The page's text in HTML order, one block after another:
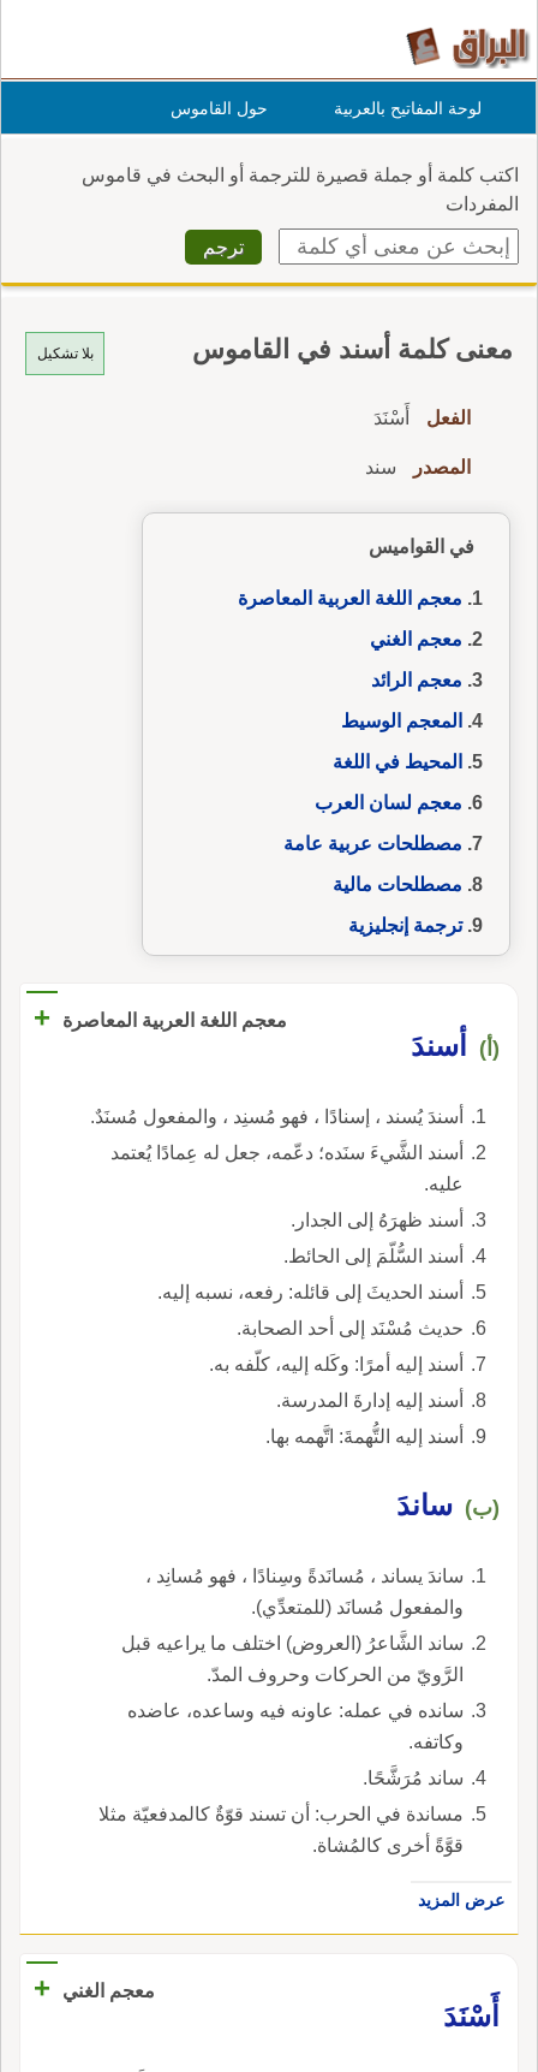
لوحة المفاتيح بالعربية حول القاموس
اكتب كلمة أو جملة قصيرة للترجمة أو البحث في قاموس
المفردات
بلا تشكيل معنى كلمة أسند في القاموس
الفعل أَسْنَدَ
المصدر سند
في القواميس
معجم اللغة العربية المعاصرة
معجم الغني
معجم الرائد
المعجم الوسيط
المحيط في اللغة
معجم لسان العرب
مصطلحات عربية عامة
مصطلحات مالية
ترجمة إنجليزية
معجم اللغة العربية المعاصرة +
(أ) أسندَ
أسندَ يُسند ، إسنادًا ، فهو مُسنِد ، والمفعول مُسنَدٌ.
أسند الشَّيءَ سنَده؛ دعّمه، جعل له عِمادًا يُعتمد
عليه.
أسند ظهرَهُ إلى الجدار.
أسند السُّلّمَ إلى الحائط.
أسند الحديثَ إلى قائله: رفعه، نسبه إليه.
حديث مُسْنَد إلى أحد الصحابة.
أسند إليه أمرًا: وكَله إليه، كلّفه به.
أسند إليه إدارةَ المدرسة.
أسند إليه التُّهمةَ: اتَّهمه بها.
(ب) ساندَ
ساندَ يساند ، مُسانَدةً وسِنادًا ، فهو مُسانِد ،
والمفعول مُسانَد (للمتعدِّي).
ساند الشَّاعرُ (العروض) اختلف ما يراعيه قبل
الرَّويّ من الحركات وحروف المدّ.
سانده في عمله: عاونه فيه وساعده، عاضده
وكاتفه.
ساند مُرَشَّحًا.
مساندة في الحرب: أن تسند قوّةٌ كالمدفعيّة مثلا
قوَّةً أخرى كالمُشاة.
عرض المزيد
معجم الغني
+
أَسْنَدَ